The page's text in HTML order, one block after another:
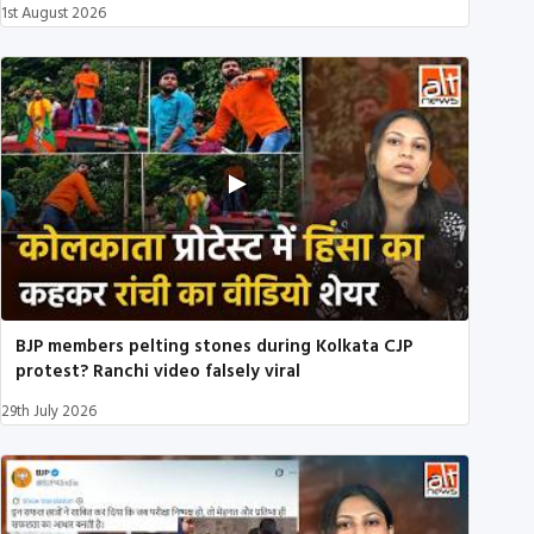
1st August 2026
BJP members pelting stones during Kolkata CJP
protest? Ranchi video falsely viral
29th July 2026